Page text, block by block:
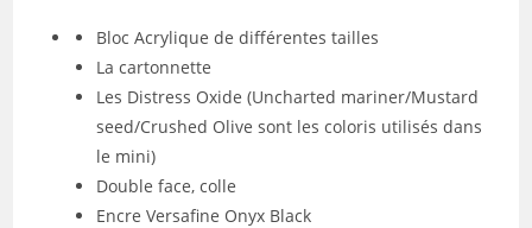
Bloc Acrylique de différentes tailles
La cartonnette
Les Distress Oxide (Uncharted mariner/Mustard
seed/Crushed Olive sont les coloris utilisés dans
le mini)
Double face, colle
Encre Versafine Onyx Black